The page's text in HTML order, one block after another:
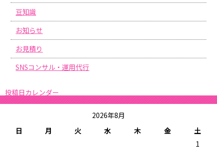
豆知識
お知らせ
お見積り
SNSコンサル・運用代行
投稿日カレンダー
2026年8月
日
月 火 水 木 金
土
1